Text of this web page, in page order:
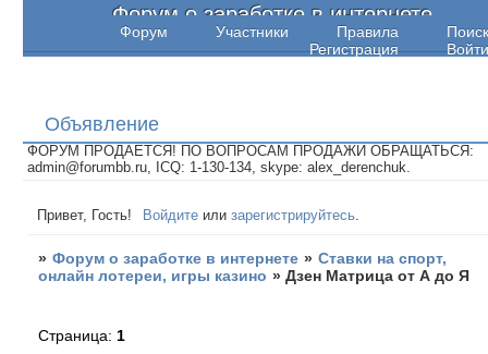
Форум о заработке в интернете
Форум Участники Правила
Поиск
Регистрация
Войти
Объявление
ФОРУМ ПРОДАЕТСЯ! ПО ВОПРОСАМ ПРОДАЖИ ОБРАЩАТЬСЯ:
admin@forumbb.ru, ICQ: 1-130-134, skype: alex_derenchuk.
Привет, Гость! Войдите илизарегистрируйтесь
» Форум о заработке в интернете » Ставки на спорт,
онлайн лотереи, игры казино »Дзен Матрица от А до Я
Страница: 1